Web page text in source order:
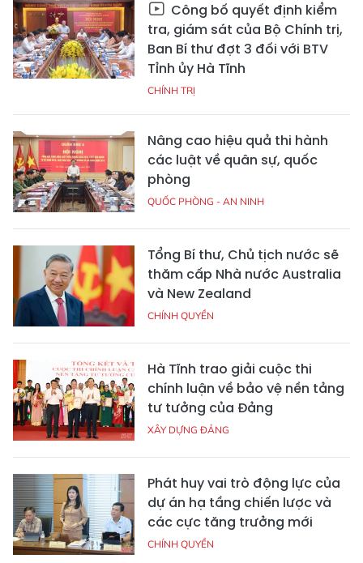
Công bố quyết định kiểm
tra, giám sát của Bộ Chính trị,
Ban Bí thư đợt 3 đối với BTV
Tỉnh ủy Hà Tĩnh
CHÍNH TRỊ
Nâng cao hiệu quả thi hành
các luật về quân sự, quốc
phòng
QUỐC PHÒNG - AN NINH
Tổng Bí thư, Chủ tịch nước sẽ
thăm cấp Nhà nước Australia
và New Zealand
CHÍNH QUYỀN
Hà Tĩnh trao giải cuộc thi
chính luận về bảo vệ nền tảng
tư tưởng của Đảng
XÂY DỰNG ĐẢNG
Phát huy vai trò động lực của
dự án hạ tầng chiến lược và
các cực tăng trưởng mới
CHÍNH QUYỀN